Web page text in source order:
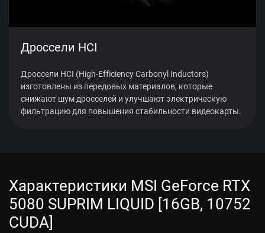
Дроссели HCI
Дроссели HCI (High-Efficiency Carbonyl Inductors)
изготовлены из передовых материалов, которые
снижают шум дросселей и улучшают электрическую
фильтрацию для повышения стабильности видеокарты.
Характеристики MSI GeForce RTX
5080 SUPRIM LIQUID [16GB, 10752
CUDA]